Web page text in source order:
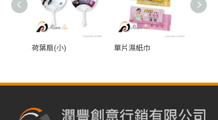
荷葉扇(小) 單片濕紙巾